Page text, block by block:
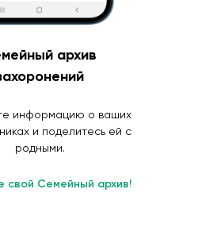
архив
информацию о ваших
и поделитесь ей с
родными.
свой Семейный архив!